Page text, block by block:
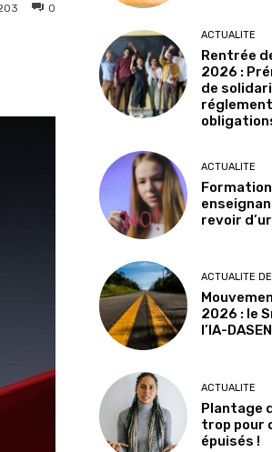
0
ACTUALITE
Rentrée
2026 :
de
ACTUALITE
revoir
ACTUALITE
2026 : le
l’IA-
ACTUALITE
Plantage
trop pour
épuisés !